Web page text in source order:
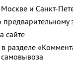
и Санкт-
сайте
разделе